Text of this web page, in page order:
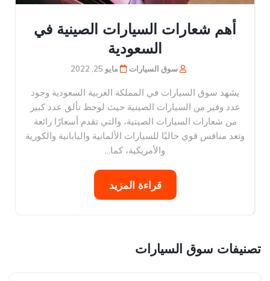
أهم شعارات السيارات الصينية في
السعودية
سوق السيارات مايو 25, 2022
يشهد سوق السيارات في المملكة العربية السعودية وجود
عدد وفير من السيارات الصينية حيث لوحظ تألق عدد كبير
من شعارات السيارات الصينية، والتي تقدم أسعارًا رائعة
وتعد منافس قوي حاليًا للسيارات الألمانية واليابانية والكورية
والأمريكية، كما...
قراءة المزيد
تصنيفات سوق السيارات